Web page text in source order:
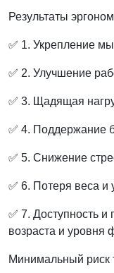
Результаты
✅ 1. Укрепление
✅ 2. Улучшение
✅ 3. Щадящая
✅ 4. Поддержание
✅ 5. Снижение
✅ 6. Потеря веса и
✅ 7. Доступность
возраста и уровня
Минимальный риск